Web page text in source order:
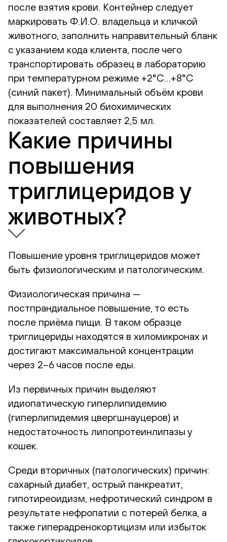
после взятия крови. Контейнер следует
маркировать Ф.И.О. владельца и кличкой
животного, заполнить направительный бланк
с указанием кода клиента, после чего
транспортировать образец в лабораторию
при температурном режиме +2°С…+8°С
(синий пакет). Минимальный объём крови
для выполнения 20 биохимических
показателей составляет 2,5 мл.
Какие причины
повышения
триглицеридов у
животных?
Повышение уровня триглицеридов может
быть физиологическим и патологическим.
Физиологическая причина —
постпрандиальное повышение, то есть
после приёма пищи. В таком образце
триглицериды находятся в хиломикронах и
достигают максимальной концентрации
через 2–6 часов после еды.
Из первичных причин выделяют
идиопатическую гиперлипидемию
(гиперлипидемия цвергшнауцеров) и
недостаточность липопротеинлипазы у
кошек.
Среди вторичных (патологических) причин:
сахарный диабет, острый панкреатит,
гипотиреоидизм, нефротический синдром в
результате нефропатии с потерей белка, а
также гиперадренокортицизм или избыток